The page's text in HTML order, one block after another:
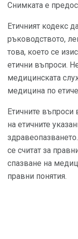
Снимката е
Етичният кодекс
ръководството,
това, което се
етични въпроси.
медицинската
медицина по
Етичните въпроси
на етичните
се считат за
спазване на
правни понятия.